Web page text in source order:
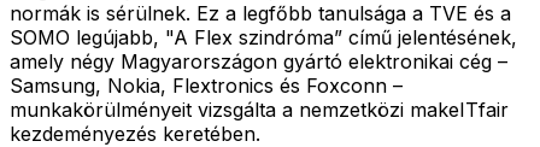
normák is sérülnek. Ez a legfőbb tanulsága a TVE és a
SOMO legújabb, "A Flex szindróma” című jelentésének,
amely négy Magyarországon gyártó elektronikai cég –
Samsung, Nokia, Flextronics és Foxconn –
munkakörülményeit vizsgálta a nemzetközi makeITfair
kezdeményezés keretében.